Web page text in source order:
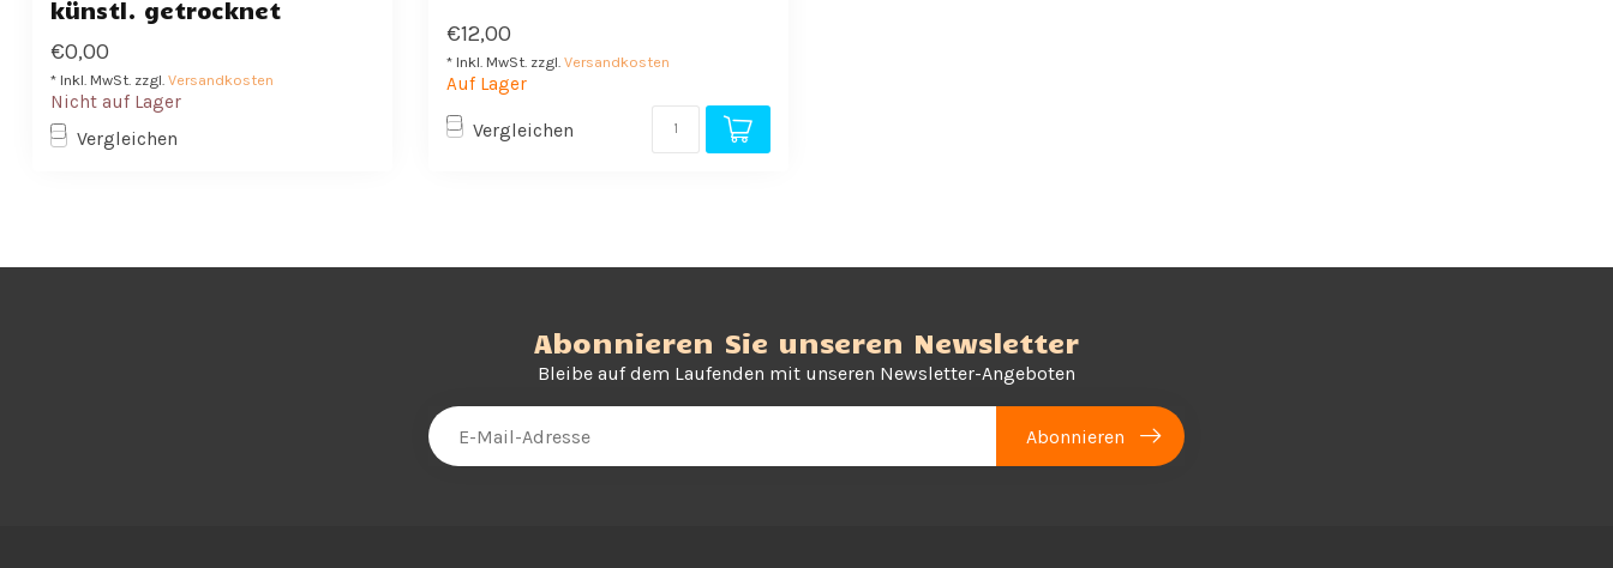
künstl. getrocknet
€0,00
* Inkl. MwSt. zzgl. Versandkosten
Nicht auf Lager
Vergleichen
€12,00
* Inkl. MwSt. zzgl. Versandkosten
Auf Lager
Vergleichen
Abonnieren Sie unseren Newsletter
Bleibe auf dem Laufenden mit unseren Newsletter-Angeboten
Abonnieren